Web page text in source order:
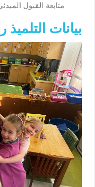
متابعة القبول
بيانات